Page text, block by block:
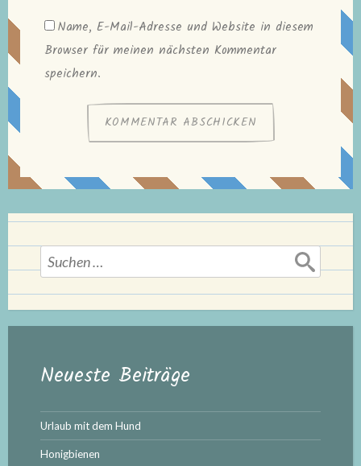
Name, E-Mail-Adresse und Website in diesem
Browser für meinen nächsten Kommentar
speichern.
Suchen
nach:
Neueste Beiträge
Urlaub mit dem Hund
Honigbienen